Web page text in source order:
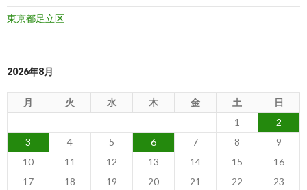
東京都足立区
2026年8月
月 火 水 木 金 土
日
1
2
3
4 5 6 7 8
9
10
11 12 13 14 15
16
17
18 19 20 21 22 23